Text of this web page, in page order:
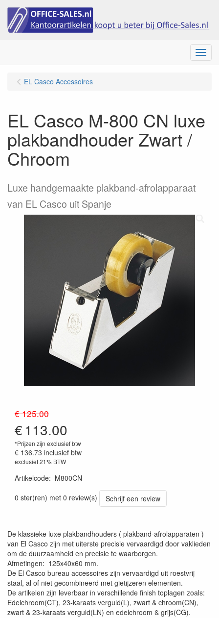
Menu
EL Casco Accessoires
EL Casco M-800 CN luxe
plakbandhouder Zwart /
Chroom
Luxe handgemaakte plakband-afrolapparaat
van EL Casco uit Spanje
€ 125.00
€113.00
*Prijzen zijn exclusief btw
€ 136.73 inclusief btw
exclusief 21% BTW
Artikelcode: M800CN
0 ster(ren) met 0 review(s)
Schrijf een review
De klassieke luxe plakbandhouders ( plakband-afrolapparaten )
van El Casco zijn met uiterste precisie vervaardigd door vaklieden
om de duurzaamheid en precisie te waarborgen.
Afmetingen: 125x40x60 mm.
De El Casco bureau accessoires zijn vervaardigd uit roestvrij
staal, al of niet gecombineerd met gietijzeren elementen.
De artikelen zijn leverbaar in verschillende finish toplagen zoals:
Edelchroom(CT), 23-karaats verguld(L), zwart & chroom(CN),
zwart & 23-karaats verguld(LN) en edelchroom & grijs(CG).